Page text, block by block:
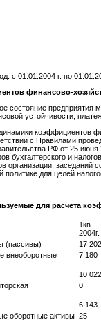
с 01.01.2004 г. по
финансово-
состояние предприятия
устойчивости,
коэффициентов
с Правилами
РФ от 25 июня
бухгалтерского и
организации, заседаний
политике для целей
для расчета
1кв.
2004г.
(пассивы)
17 202
внеоборотные
7 180
10 022
0
6 143
оборотные активы 25